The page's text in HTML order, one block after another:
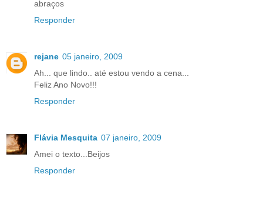
abraços
Responder
rejane 05 janeiro, 2009
Ah... que lindo.. até estou vendo a cena...
Feliz Ano Novo!!!
Responder
Flávia Mesquita 07 janeiro, 2009
Amei o texto...Beijos
Responder